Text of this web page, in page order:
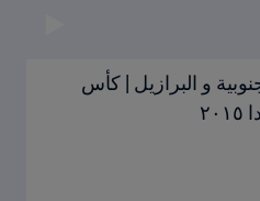
كوريا الجنوبية و البرازيل | كأس